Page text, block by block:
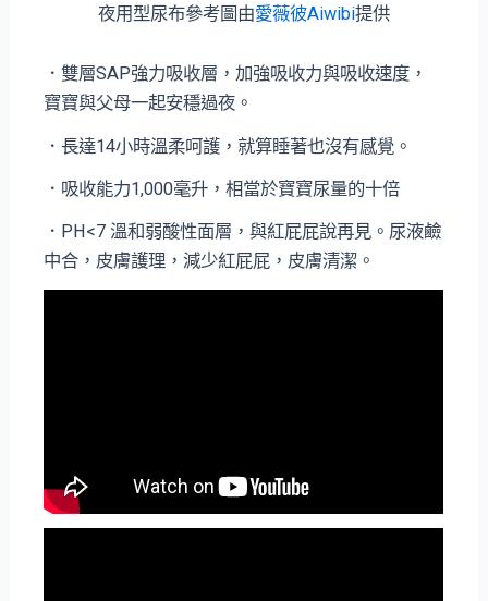
夜用型尿布參考圖由愛薇彼Aiwibi提供
．雙層SAP強力吸收層，加強吸收力與吸收速度，
寶寶與父母一起安穩過夜。
．長達14小時溫柔呵護，就算睡著也沒有感覺。
．吸收能力1,000毫升，相當於寶寶尿量的十倍
．PH<7 溫和弱酸性面層，與紅屁屁說再見。尿液鹼
中合，皮膚護理，減少紅屁屁，皮膚清潔。